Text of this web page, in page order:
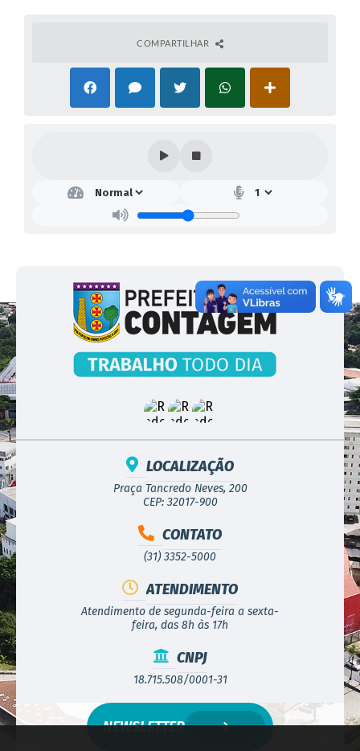
COMPARTILHAR
LOCALIZAÇÃO
Praça Tancredo Neves, 200
CEP: 32017-900
CONTATO
(31) 3352-5000
ATENDIMENTO
Atendimento de segunda-feira a sexta-
feira, das 8h às 17h
CNPJ
18.715.508/0001-31
NEWSLETTER